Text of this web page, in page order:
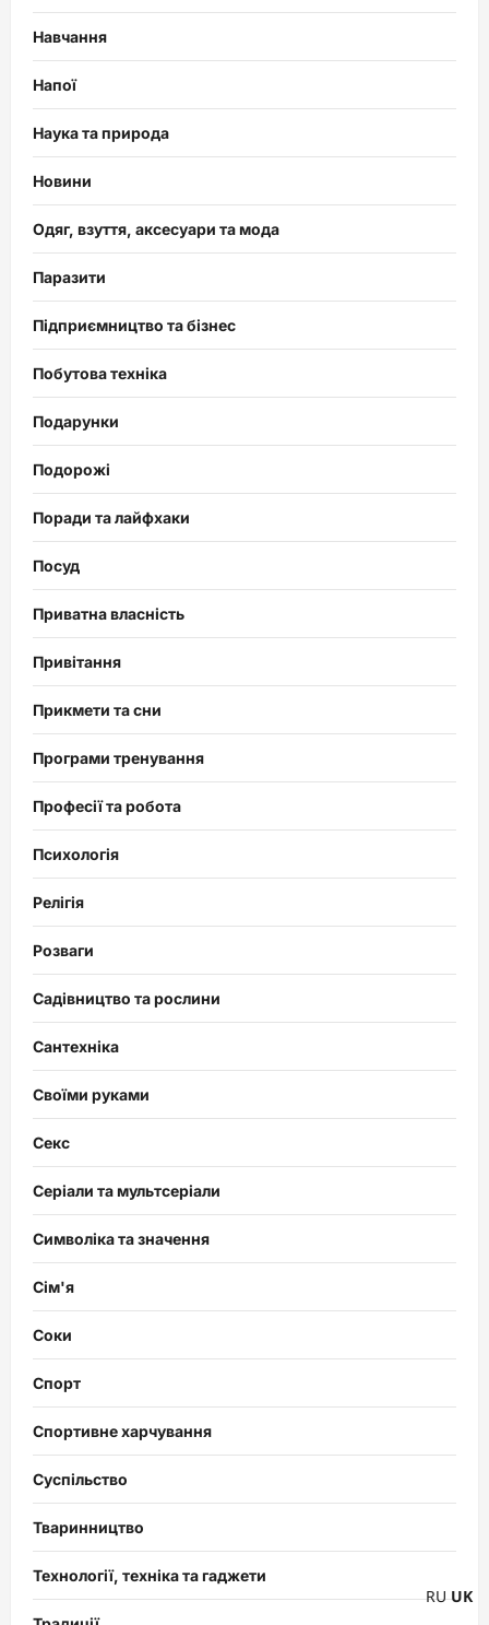
Навчання
Напої
Наука та природа
Новини
Одяг, взуття, аксесуари та мода
Паразити
Підприємництво та бізнес
Побутова техніка
Подарунки
Подорожі
Поради та лайфхаки
Посуд
Приватна власність
Привітання
Прикмети та сни
Програми тренування
Професії та робота
Психологія
Релігія
Розваги
Садівництво та рослини
Сантехніка
Своїми руками
Секс
Серіали та мультсеріали
Символіка та значення
Сім'я
Соки
Спорт
Спортивне харчування
Суспільство
Тваринництво
Технології, техніка та гаджети
RU UK